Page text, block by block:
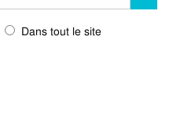
Dans tout le site